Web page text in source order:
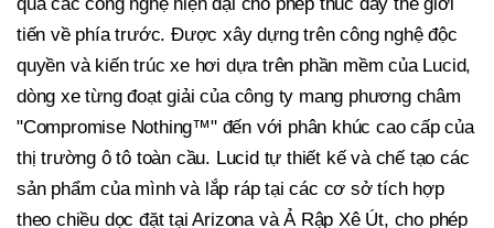
tiến về phía trước. Được xây dựng trên công nghệ độc
quyền và kiến trúc xe hơi dựa trên phần mềm của Lucid,
dòng xe từng đoạt giải của công ty mang phương châm
"Compromise Nothing™" đến với phân khúc cao cấp của
thị trường ô tô toàn cầu. Lucid tự thiết kế và chế tạo các
sản phẩm của mình và lắp ráp tại các cơ sở tích hợp
theo chiều dọc đặt tại Arizona và Ả Rập Xê Út, cho phép